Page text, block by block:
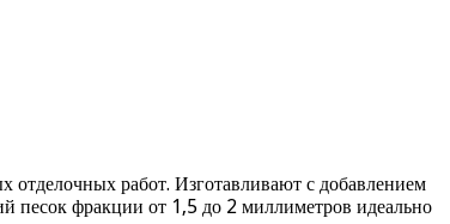
работ. Изготавливают с добавлением
песок фракции от 1,5 до 2 миллиметров идеально